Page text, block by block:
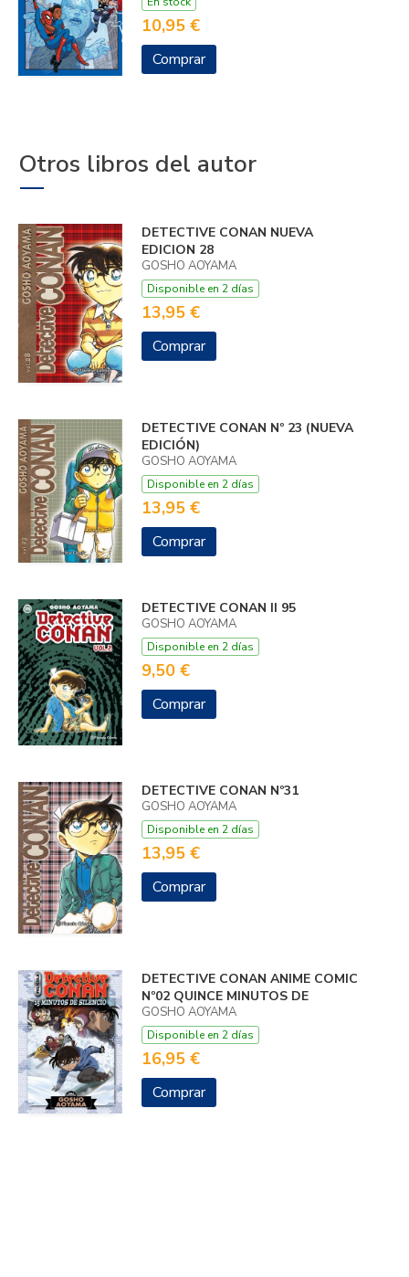
10,95 €
Comprar
Otros libros del autor
DETECTIVE CONAN NUEVA
EDICION 28
GOSHO AOYAMA
Disponible en 2 días
13,95 €
Comprar
DETECTIVE CONAN Nº 23 (NUEVA
EDICIÓN)
GOSHO AOYAMA
Disponible en 2 días
13,95 €
Comprar
DETECTIVE CONAN II 95
GOSHO AOYAMA
Disponible en 2 días
9,50 €
Comprar
DETECTIVE CONAN Nº31
GOSHO AOYAMA
Disponible en 2 días
13,95 €
Comprar
DETECTIVE CONAN ANIME COMIC
Nº02 QUINCE MINUTOS DE
GOSHO AOYAMA
Disponible en 2 días
16,95 €
Comprar